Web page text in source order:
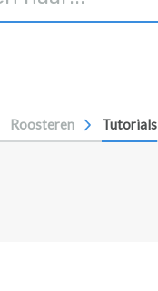
Roosteren Tutorials